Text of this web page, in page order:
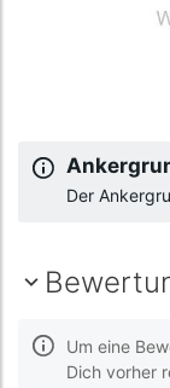
Der
Um eine
Dich vorher